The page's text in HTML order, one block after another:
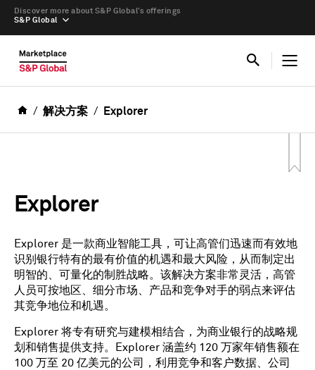
S&P Global
Discover more about S&P Global’s offerings
解决方案 Explorer
Explorer
Explorer 是一款商业智能工具，可让高管们迅速而有效地
识别银行特有的最有价值的机遇和最大风险，从而制定出
明智的、可量化的制胜战略。该解决方案非常灵活，高管
人员可按地区、细分市场、产品和竞争对手的弱点来评估
其竞争地位和机遇。
Explorer 将专有研究与建模相结合，为商业银行的战略规
划和销售提供支持。Explorer 涵盖约 120 万家年销售额在
100 万至 20 亿美元的公司，利用竞争和客户数据、公司